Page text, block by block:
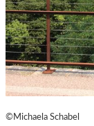
©Michaela Schabel